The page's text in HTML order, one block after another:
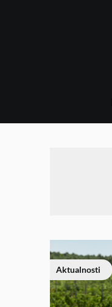
Aktualnosti